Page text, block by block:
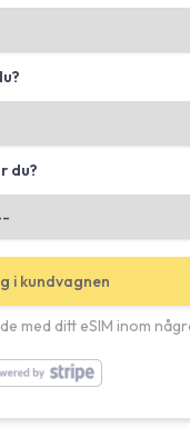
du?
i kundvagnen
med ditt eSIM inom